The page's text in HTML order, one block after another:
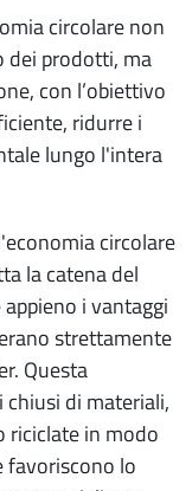
circolare non
dei prodotti, ma
con l’obiettivo
ridurre i
lungo l'intera
circolare
la catena del
i vantaggi
strettamente
Questa
chiusi di materiali,
riciclate in modo
favoriscono lo